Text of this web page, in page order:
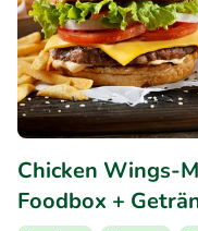
Chicken Wings-
Foodbox +